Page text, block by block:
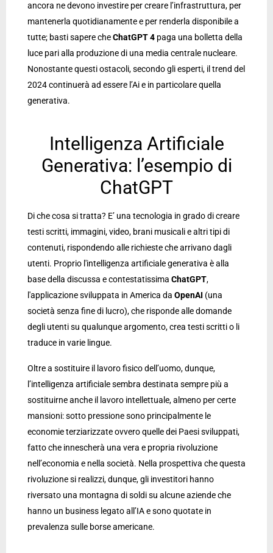
ancora ne devono investire per creare l’infrastruttura, per
mantenerla quotidianamente e per renderla disponibile a
tutte; basti sapere cheChatGPT 4 paga una bolletta della
luce pari alla produzione di una media centrale nucleare.
Nonostante questi ostacoli, secondo gli esperti, il trend del
2024 continuerà ad essere l’Ai e in particolare quella
generativa.
Intelligenza Artificiale
Generativa: l’esempio di
ChatGPT
Di che cosa si tratta? E’ una tecnologia in grado di creare
testi scritti, immagini, video, brani musicali e altri tipi di
contenuti, rispondendo alle richieste che arrivano dagli
utenti. Proprio l'intelligenza artificiale generativa è alla
base della discussa e contestatissima ChatGPT,
l'applicazione sviluppata in America da OpenAI (una
società senza fine di lucro), che risponde alle domande
degli utenti su qualunque argomento, crea testi scritti o li
traduce in varie lingue.
Oltre a sostituire il lavoro fisico dell’uomo, dunque,
l’intelligenza artificiale sembra destinata sempre più a
sostituirne anche il lavoro intellettuale, almeno per certe
mansioni: sotto pressione sono principalmente le
economie terziarizzate ovvero quelle dei Paesi sviluppati,
fatto che innescherà una vera e propria rivoluzione
nell’economia e nella società. Nella prospettiva che questa
rivoluzione si realizzi, dunque, gli investitori hanno
riversato una montagna di soldi su alcune aziende che
hanno un business legato all’IA e sono quotate in
prevalenza sulle borse americane.